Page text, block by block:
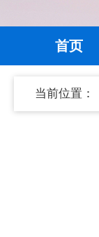
首页
当前位置：